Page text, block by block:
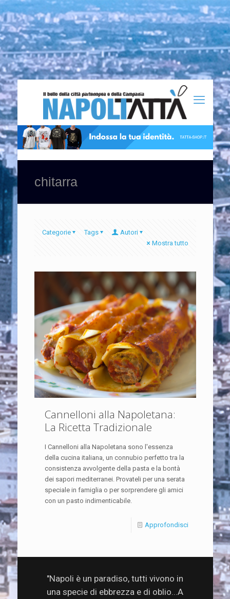
chitarra
Categorie Tags
Autori
Mostra tutto
Cannelloni alla Napoletana:
La Ricetta Tradizionale
I Cannelloni alla Napoletana sono l'essenza
della cucina italiana, un connubio perfetto tra la
consistenza avvolgente della pasta e la bontà
dei sapori mediterranei. Provateli per una serata
speciale in famiglia o per sorprendere gli amici
con un pasto indimenticabile.
Approfondisci
"Napoli è un paradiso, tutti vivono in
una specie di ebbrezza e di oblio...A